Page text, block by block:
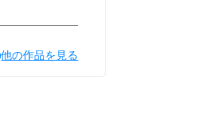
他の作品を見る